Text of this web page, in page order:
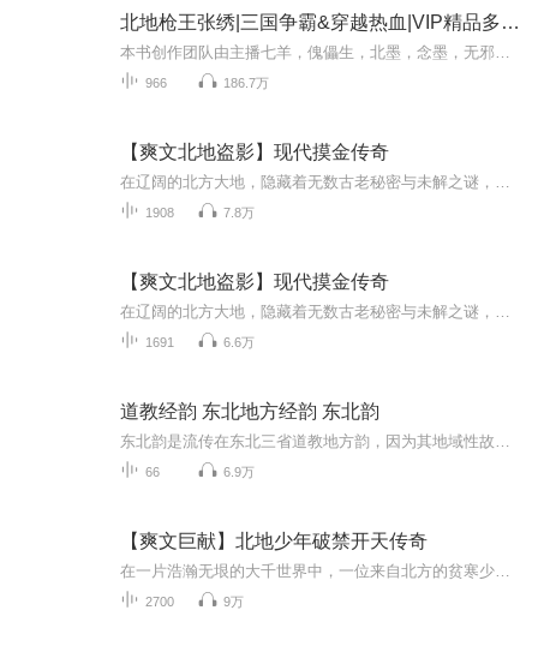
北地枪王张绣|三国争霸&穿越热血|VIP精品多人剧
966 186.7万
【爽文北地盗影】现代摸金传奇
1908 7.8万
【爽文北地盗影】现代摸金传奇
1691 6.6万
道教经韵 东北地方经韵 东北韵
66 6.9万
【爽文巨献】北地少年破禁开天传奇
2700 9万